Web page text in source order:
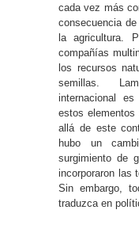
cada vez más
consecuencia
la agricultura.
compañías
los recursos
semillas.
internacional
estos
allá de este
hubo un
surgimiento de
incorporaron las
Sin embargo,
traduzca en